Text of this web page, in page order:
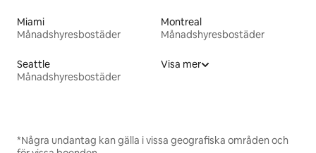
Miami
Månadshyresbostäder
Montreal
Månadshyresbostäder
Seattle
Månadshyresbostäder
Visa mer
*Några undantag kan gälla i vissa geografiska områden och